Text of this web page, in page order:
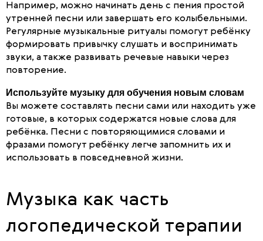
Например, можно начинать день с пения простой
утренней песни или завершать его колыбельными.
Регулярные музыкальные ритуалы помогут ребёнку
формировать привычку слушать и воспринимать
звуки, а также развивать речевые навыки через
повторение.
Используйте музыку для обучения новым словам
Вы можете составлять песни сами или находить уже
готовые, в которых содержатся новые слова для
ребёнка. Песни с повторяющимися словами и
фразами помогут ребёнку легче запомнить их и
использовать в повседневной жизни.
Музыка как часть
логопедической терапии